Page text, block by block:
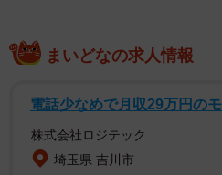
普通のサラリーマン家庭で、
いう高島氏だが、母（55）は「
案で、幼稚園でも一人自分の席
いるような子どもでした 」と
まいどなの求人情報
電話少なめで月収29万円の
株式会社ロジテック
埼玉県 吉川市